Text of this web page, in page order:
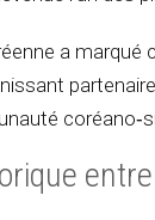
a marqué